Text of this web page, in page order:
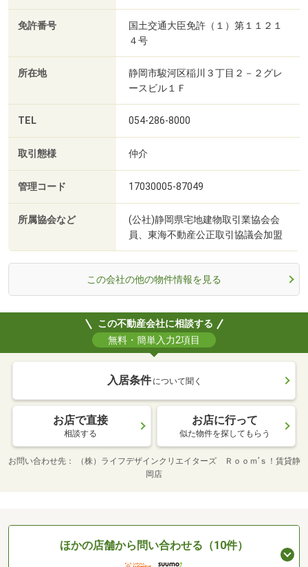
免許番号
国土交通大臣免許（１）第１１２１
４号
所在地
静岡市駿河区稲川３丁目２－２グレ
ースビル１Ｆ
TEL 054-286-8000
取引態様 仲介
管理コード 17030005-87049
所属協会など
(公社)静岡県宅地建物取引業協会会
員、東海不動産公正取引協議会加盟
この会社の他の物件情報を見る
この不動産会社に相談する
無料・簡単入力2項目
入居条件 について聞く
お店で直接
相談する
お店に行って
似た物件を探してもらう
お問い合わせ先
（株）ライフデザインクリエイターズ Ｒｏｏｍ’ｓ！賃貸静
岡店
ほかの店舗から問い合わせる（10件）